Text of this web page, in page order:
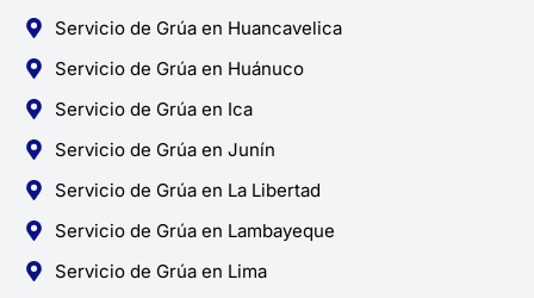
Servicio de Grúa en Huancavelica
Servicio de Grúa en Huánuco
Servicio de Grúa en Ica
Servicio de Grúa en Junín
Servicio de Grúa en La Libertad
Servicio de Grúa en Lambayeque
Servicio de Grúa en Lima